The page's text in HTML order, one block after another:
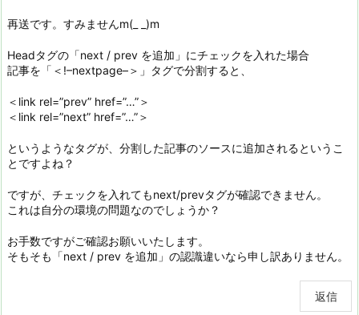
再送です。すみませんm(_ _)m
Headタグの「next / prev を追加」にチェックを入れた場合
記事を「＜!–nextpage–＞」タグで分割すると、
＜link rel=”prev” href=”…”＞
＜link rel=”next” href=”…”＞
というようなタグが、分割した記事のソースに追加されるというこ
とですよね？
ですが、チェックを入れてもnext/prevタグが確認できません。
これは自分の環境の問題なのでしょうか？
お手数ですがご確認お願いいたします。
そもそも「next / prev を追加」の認識違いなら申し訳ありません。
返信